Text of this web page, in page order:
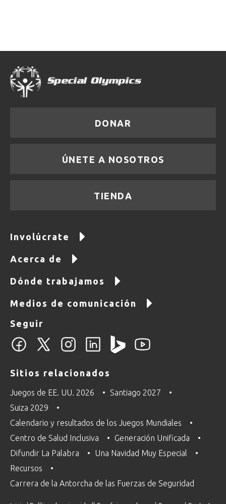
DONAR
ÚNETE A NOSOTROS
TIENDA
Involúcrate
Acerca de
Dónde trabajamos
Medios de comunicación
Seguir
Sitios relacionados
Juegos de EE. UU. 2026
Santiago 2027
Suiza 2029
Calendario y resultados de los Juegos Mundiales
Centro de Salud Inclusiva
Generación Unificada
Difundir La Palabra
Una Navidad Muy Especial
Recursos
Carrera de la Antorcha de las Fuerzas de Seguridad